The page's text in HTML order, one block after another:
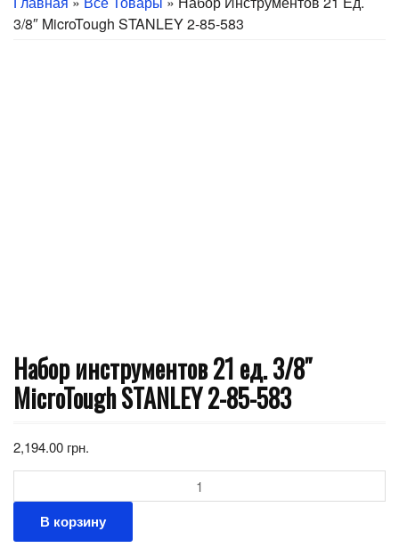
3/8″ MicroTough STANLEY 2-85-583
Набор инструментов 21 ед. 3/8″
MicroTough STANLEY 2-85-583
2,194.00 грн.
В корзину